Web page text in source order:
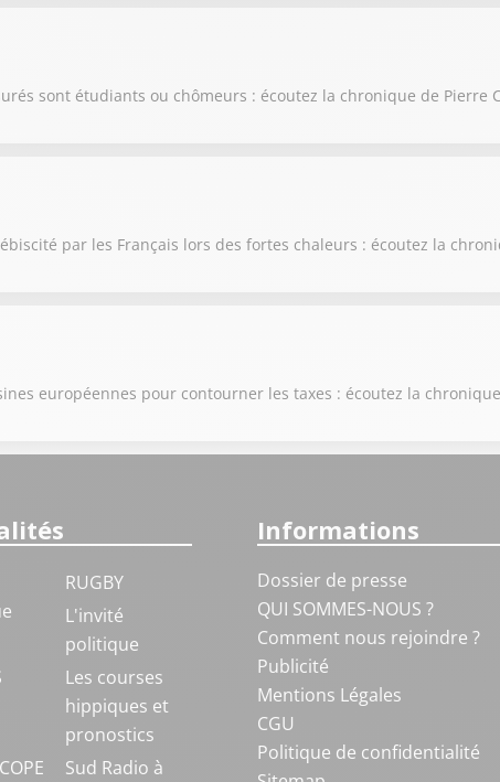
sont étudiants ou chômeurs : écoutez la chronique de Pierre
par les Français lors des fortes chaleurs : écoutez la
européennes pour contourner les taxes : écoutez la
RUGBY
L'invité
politique
Les courses
hippiques et
pronostics
Sud Radio à
Informations
Dossier de presse
QUI SOMMES-NOUS ?
Comment nous rejoindre ?
Publicité
Mentions Légales
CGU
Politique de confidentialité